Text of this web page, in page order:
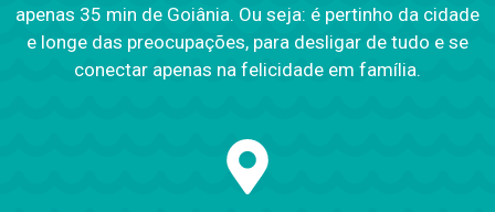
apenas 35 min de Goiânia. Ou seja: é pertinho da cidade
e longe das preocupações, para desligar de tudo e se
conectar apenas na felicidade em família.